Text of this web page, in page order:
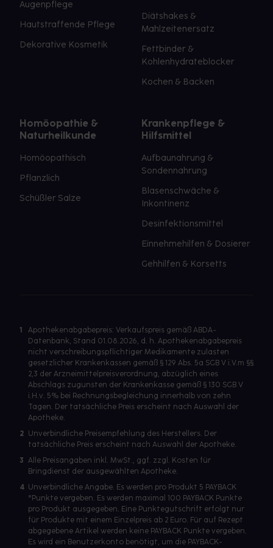
Augenpflege
Hautstraffende Pflege
Dekorative Kosmetik
Diätshakes &
Mahlzeitenersatz
Fettbinder &
Kohlenhydrateblocker
Kochen & Backen
Homöopathie &
Naturheilkunde
Homöopathisch
Pflanzlich
Schüßler Salze
Krankenpflege &
Hilfsmittel
Aufbaunahrung &
Sondennahrung
Blasenschwäche &
Inkontinenz
Desinfektionsmittel
Einnehmehilfen & Dosierer
Gehhilfen & Korsetts
1
Apothekenabgabepreis: Verkaufspreis gemäß ABDA-
Datenbank, Stand 01.08.2026, d. h. Apothekenabgabepreis
nicht verschreibungspflichtiger Medikamente zulasten
gesetzlicher Krankenkassen gemäß § 129 Abs. 5a SGB V i.V.m §§
2,3 der Arzneimittelpreisverordnung, abzüglich eines
Abschlags zugunsten der Krankenkasse gemäß § 130 SGB V
i.H.v. 5% bei Rechnungsbegleichung innerhalb von zehn
Tagen. Der tatsächliche Preis erscheint nach Auswahl der
Apotheke.
2 Unverbindliche Preisempfehlung des Herstellers. Der
tatsächliche Preis erscheint nach Auswahl der Apotheke.
3 Alle Preisangaben inkl. MwSt., ggf. zzgl. Kosten für
Bringdienst der ausgewählten Apotheke.
4 Unverbindliche Angabe. Es werden pro Produkt 5 PAYBACK
°Punkte vergeben. Es werden maximal 100 PAYBACK Punkte
pro Produkt ausgegeben. Eine Punktegutschrift erfolgt nur
für Produkte mit einem Einzelpreis ab 2 Euro. Für auf Rezept
abgegebene Artikel werden keine PAYBACK Punkte vergeben.
Es wird ein Benutzerkonto benötigt, um die PAYBACK-